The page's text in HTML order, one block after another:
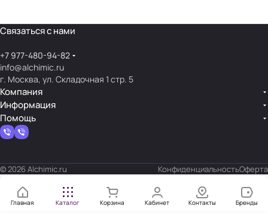
Связаться с нами
+7 977-480-94-82
info@alchimic.ru
г. Москва, ул. Складочная 1 стр. 5
Компания
Информация
Помощь
© 2026 Alchimic.ru КонфиденциальностьОферта
Главная Каталог Корзина Кабинет Контакты Бренды